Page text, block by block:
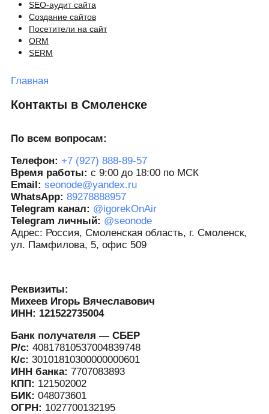
SEO-аудит сайта
Создание сайтов
Посетители на сайт
ORM
SERM
Главная
Контакты в Смоленске
По всем вопросам:
Телефон: +7 (927) 888-89-57
Время работы: с 9:00 до 18:00 по МСК
Email: seonode@yandex.ru
WhatsApp: 89278888957
Telegram канал: @igorekOnAir
Telegram личный: @seonode
Адрес: Россия, Смоленская область, г. Смоленск,
ул. Памфилова, 5, офис 509
Реквизиты:
Михеев Игорь Вячеславович
ИНН: 121522735004
Банк получателя — СБЕР
Р/с: 40817810537004839748
К/с: 30101810300000000601
ИНН банка: 7707083893
КПП: 121502002
БИК: 048073601
ОГРН: 1027700132195